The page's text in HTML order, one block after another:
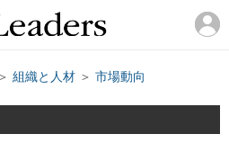
＞ 組織と人材 ＞ 市場動向